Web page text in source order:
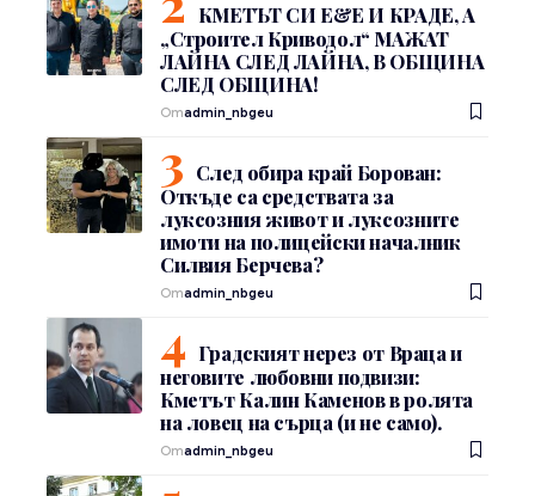
КМЕТЪТ СИ Е&Е И КРАДЕ, А
„Строител Криводол“ МАЖАТ
ЛАЙНА СЛЕД ЛАЙНА, В ОБЩИНА
СЛЕД ОБЩИНА!
Отadmin_nbgeu
След обира край Борован:
Откъде са средствата за
луксозния живот и луксозните
имоти на полицейски началник
Силвия Берчева?
Отadmin_nbgeu
Градският нерез от Враца и
неговите любовни подвизи:
Кметът Калин Каменов в ролята
на ловец на сърца (и не само).
Отadmin_nbgeu